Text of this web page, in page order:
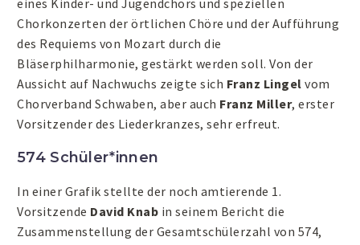
Chorkonzerten der örtlichen Chöre und der Aufführung
des Requiems von Mozart durch die
Bläserphilharmonie, gestärkt werden soll. Von der
Aussicht auf Nachwuchs zeigte sich Franz Lingel vom
Chorverband Schwaben, aber auch Franz Miller, erster
Vorsitzender des Liederkranzes, sehr erfreut.
574 Schüler*innen
In einer Grafik stellte der noch amtierende 1.
Vorsitzende David Knab in seinem Bericht die
Zusammenstellung der Gesamtschülerzahl von 574,